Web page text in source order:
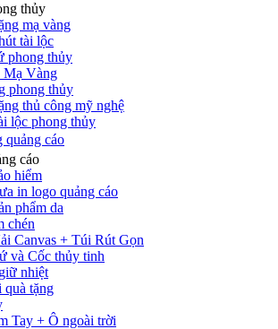
thủy
mạ vàng
tài lộc
phong thủy
Mạ Vàng
phong thủy
thủ công mỹ nghệ
lộc phong thủy
quảng cáo
cáo
hiểm
in logo quảng cáo
phẩm da
chén
Canvas + Túi Rút Gọn
và Cốc thủy tinh
nhiệt
quà tặng
Tay + Ô ngoài trời